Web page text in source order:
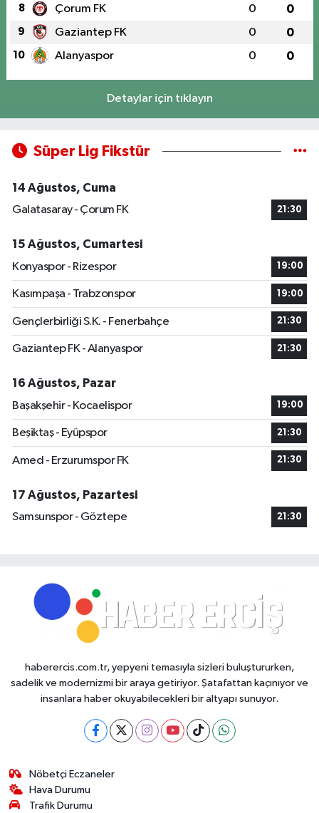
8 Çorum FK 0 0
9 Gaziantep FK 0 0
10 Alanyaspor 0 0
Detaylar için tıklayın
Süper Lig Fikstür
14 Ağustos, Cuma
Galatasaray - Çorum FK
21:30
15 Ağustos, Cumartesi
Konyaspor - Rizespor
19:00
Kasımpaşa - Trabzonspor 19:00
Gençlerbirliği S.K. - Fenerbahçe 21:30
Gaziantep FK - Alanyaspor 21:30
16 Ağustos, Pazar
Başakşehir - Kocaelispor
19:00
Beşiktaş - Eyüpspor 21:30
Amed - Erzurumspor FK 21:30
17 Ağustos, Pazartesi
Samsunspor - Göztepe
21:30
haberercis.com.tr, yepyeni temasıyla sizleri buluştururken,
sadelik ve modernizmi bir araya getiriyor. Şatafattan kaçınıyor ve
insanlara haber okuyabilecekleri bir altyapı sunuyor.
Nöbetçi Eczaneler
Hava Durumu
Trafik Durumu